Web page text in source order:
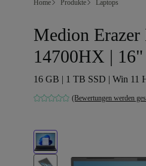
Home Produkte Laptops
Medion
14700HX | 16"
16 GB | 1 TB SSD | Win 11
(Bewertungen werden